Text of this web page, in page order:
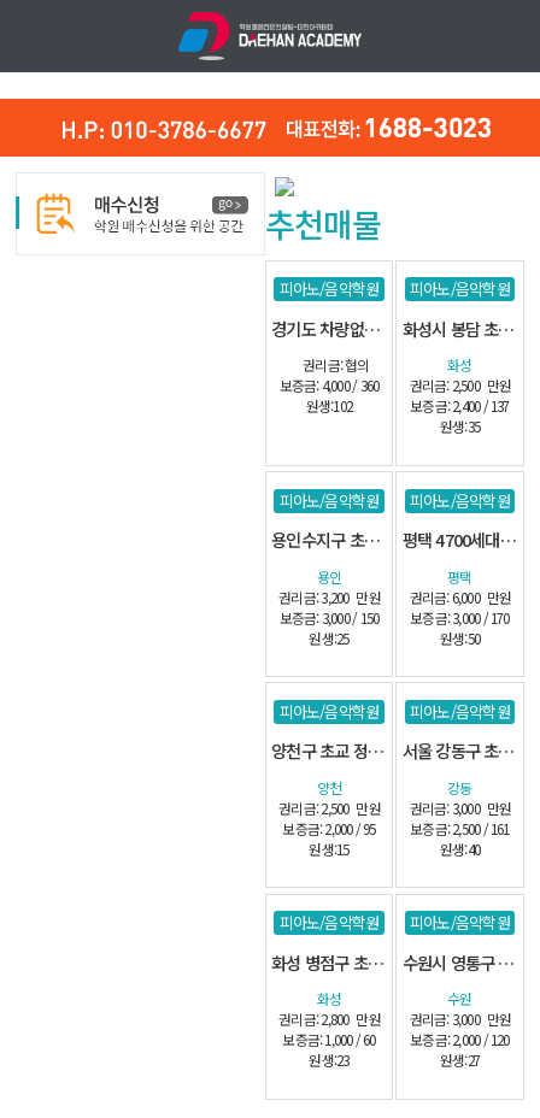
추천매물
피아노/음악학원
경기도 차량없는 102명 아파트 밀집지역
권리금: 협의
보증금: 4,000 / 360
원생:102
피아노/음악학원
화성시 봉담 초교 정문앞 단지내 관인음악
화성
권리금: 2,500 만원
보증금: 2,400 / 137
원생:35
피아노/음악학원
용인수지구 초교정문앞 단지내 관인
용인
권리금: 3,200 만원
보증금: 3,000 / 150
원생:25
피아노/음악학원
평택 4700세대 초교앞 학원상가 관인
평택
권리금: 6,000 만원
보증금: 3,000 / 170
원생:50
피아노/음악학원
양천구 초교 정문앞 관인
양천
권리금: 2,500 만원
보증금: 2,000 / 95
원생:15
피아노/음악학원
서울 강동구 초교인근 관인
강동
권리금: 3,000 만원
보증금: 2,500 / 161
원생:40
피아노/음악학원
화성 병점구 초교앞 단지내 교습소-(시설최상)
화성
권리금: 2,800 만원
보증금: 1,000 / 60
원생:23
피아노/음악학원
수원시 영통구 1층 교습소
수원
권리금: 3,000 만원
보증금: 2,000 / 120
원생:27